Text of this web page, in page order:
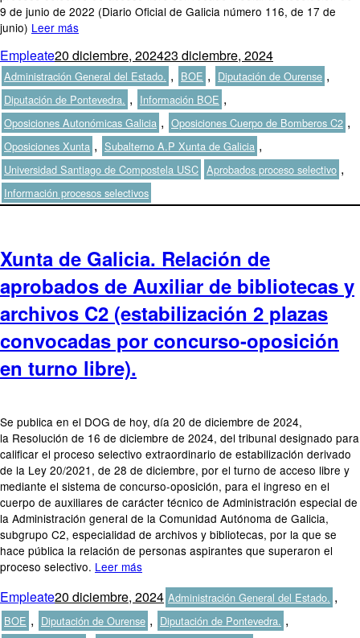
9 de junio de 2022 (Diario Oficial de Galicia número 116, de 17 de
junio) Leer más
Autor
EmpleatePublicado
el
20 diciembre, 202423 diciembre, 2024Categorías
Administración General del Estado. , BOE , Diputación de Ourense ,
Diputación de Pontevedra. , Información BOE ,
Oposiciones Autonómicas Galicia , Oposiciones Cuerpo de Bomberos C2 ,
Oposiciones Xunta , Subalterno A.P Xunta de Galicia ,
Universidad Santiago de Compostela USC Etiquetas
Aprobados proceso selectivo ,
Información procesos selectivos
Xunta de Galicia. Relación de
aprobados de Auxiliar de bibliotecas y
archivos C2 (estabilización 2 plazas
convocadas por concurso-oposición
en turno libre).
Se publica en el DOG de hoy, día 20 de diciembre de 2024,
la Resolución de 16 de diciembre de 2024, del tribunal designado para
calificar el proceso selectivo extraordinario de estabilización derivado
de la Ley 20/2021, de 28 de diciembre, por el turno de acceso libre y
mediante el sistema de concurso-oposición, para el ingreso en el
cuerpo de auxiliares de carácter técnico de Administración especial de
la Administración general de la Comunidad Autónoma de Galicia,
subgrupo C2, especialidad de archivos y bibliotecas, por la que se
hace pública la relación de personas aspirantes que superaron el
proceso selectivo. Leer más
Autor
EmpleatePublicado
el
20 diciembre, 2024Categorías
Administración General del Estado. ,
BOE , Diputación de Ourense , Diputación de Pontevedra. ,